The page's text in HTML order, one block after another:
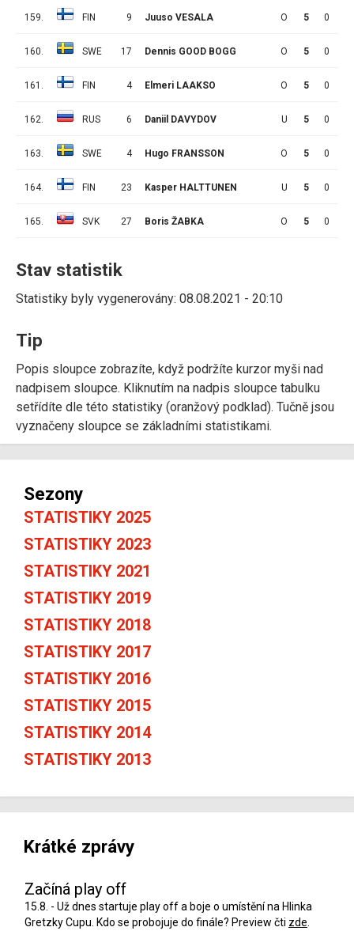
159. FIN 9 Juuso VESALA O 5 0
160. SWE 17 Dennis GOOD BOGG O 5 0
161. FIN 4 Elmeri LAAKSO O 5 0
162. RUS 6 Daniil DAVYDOV U 5 0
163. SWE 4 Hugo FRANSSON O 5 0
164. FIN 23 Kasper HALTTUNEN U 5 0
165. SVK 27 Boris ŽABKA O 5 0
Stav statistik
Statistiky byly vygenerovány: 08.08.2021 - 20:10
Tip
Popis sloupce zobrazíte, když podržíte kurzor myši nad
nadpisem sloupce. Kliknutím na nadpis sloupce tabulku
setřídíte dle této statistiky (oranžový podklad). Tučně jsou
vyznačeny sloupce se základními statistikami.
Sezony
STATISTIKY 2025
STATISTIKY 2023
STATISTIKY 2021
STATISTIKY 2019
STATISTIKY 2018
STATISTIKY 2017
STATISTIKY 2016
STATISTIKY 2015
STATISTIKY 2014
STATISTIKY 2013
Krátké zprávy
Začíná play off
15.8. - Už dnes startuje play off a boje o umístění na Hlinka
Gretzky Cupu. Kdo se probojuje do finále? Preview čti zde